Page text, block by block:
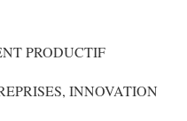
PRODUCTIF
INNOVATION